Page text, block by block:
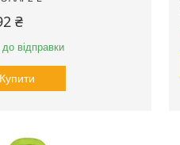
₴
до відправки
Купити